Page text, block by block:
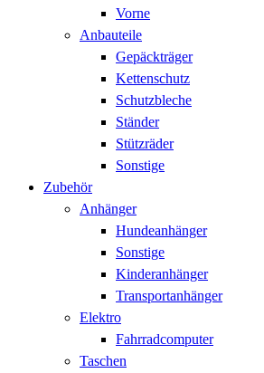
Vorne
Anbauteile
Gepäckträger
Kettenschutz
Schutzbleche
Ständer
Stützräder
Sonstige
Zubehör
Anhänger
Hundeanhänger
Sonstige
Kinderanhänger
Transportanhänger
Elektro
Fahrradcomputer
Taschen